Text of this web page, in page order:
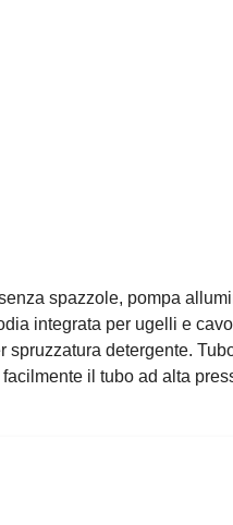
spazzole, pompa
integrata per ugelli e
detergente.
il tubo ad alta